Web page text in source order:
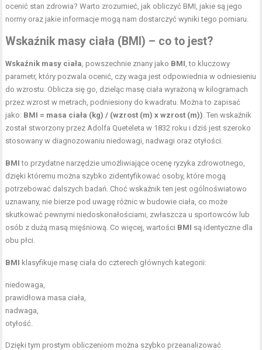
ocenić stan zdrowia? Warto zrozumieć, jak obliczyć BMI, jakie są jego
normy oraz jakie informacje mogą nam dostarczyć wyniki tego pomiaru.
Wskaźnik masy ciała (BMI) – co to jest?
Wskaźnik masy ciała, powszechnie znany jako BMI, to kluczowy
parametr, który pozwala ocenić, czy waga jest odpowiednia w odniesieniu
do wzrostu. Oblicza się go, dzieląc masę ciała wyrażoną w kilogramach
przez wzrost w metrach, podniesiony do kwadratu. Można to zapisać
jako: BMI = masa ciała (kg) / (wzrost (m) x wzrost (m)). Ten wskaźnik
został stworzony przez Adolfa Queteleta w 1832 roku i dziś jest szeroko
stosowany w diagnozowaniu niedowagi, nadwagi oraz otyłości.
BMI to przydatne narzędzie umożliwiające ocenę ryzyka zdrowotnego,
dzięki któremu można szybko zidentyfikować osoby, które mogą
potrzebować dalszych badań. Choć wskaźnik ten jest ogólnoświatowo
uznawany, nie bierze pod uwagę różnic w budowie ciała, co może
skutkować pewnymi niedoskonałościami, zwłaszcza u sportowców lub
osób z dużą masą mięśniową. Co więcej, wartości BMI są identyczne dla
obu płci.
BMI klasyfikuje masę ciała do czterech głównych kategorii:
niedowaga,
prawidłowa masa ciała,
nadwaga,
otyłość.
Dzięki tym prostym obliczeniom można szybko przeanalizować